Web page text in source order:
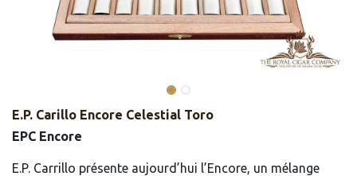
​​E.P. Carillo Encore Celestial Toro
EPC Encore
E.P. Carrillo présente aujourd’hui l’Encore, un mélange